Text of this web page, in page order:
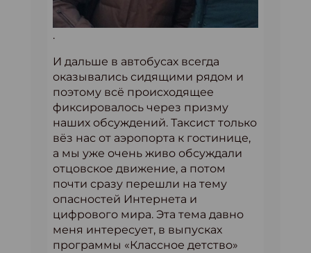
.
И дальше в автобусах всегда
оказывались сидящими рядом и
поэтому всё происходящее
фиксировалось через призму
наших обсуждений. Таксист только
вёз нас от аэропорта к гостинице,
а мы уже очень живо обсуждали
отцовское движение, а потом
почти сразу перешли на тему
опасностей Интернета и
цифрового мира. Эта тема давно
меня интересует, в выпусках
программы «Классное детство»